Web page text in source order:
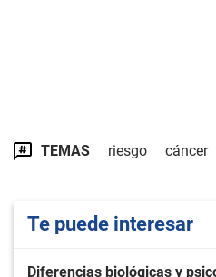
TEMAS riesgo cáncer
Te puede interesar
Diferencias biológicas y